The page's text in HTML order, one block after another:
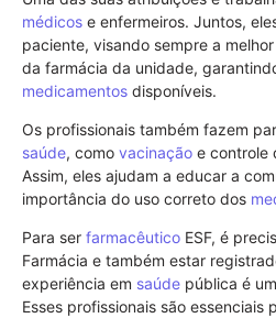
médicos e enfermeiros. Juntos,
paciente, visando sempre a melhor
da farmácia da unidade,
medicamentos disponíveis.
Os profissionais também fazem
saúde, como vacinação e controle
Assim, eles ajudam a educar a
importância do uso correto dos
Para ser farmacêutico ESF, é
Farmácia e também estar
experiência em saúde pública é
Esses profissionais são essenciais